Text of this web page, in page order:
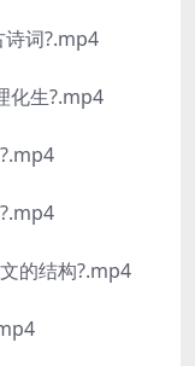
词?.mp4
生?.mp4
的结构?.mp4